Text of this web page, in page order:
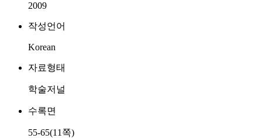
2009
작성언어
Korean
자료형태
학술저널
수록면
55-65(11쪽)